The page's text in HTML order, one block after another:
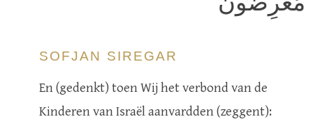
SOFJAN SIREGAR
En (gedenkt) toen Wij het verbond van de
Kinderen van Israël aanvardden (zeggent):